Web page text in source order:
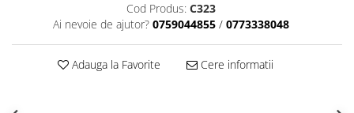
Cod Produs: C323
Ai nevoie de ajutor? 0759044855 / 0773338048
Adauga la Favorite Cere informatii